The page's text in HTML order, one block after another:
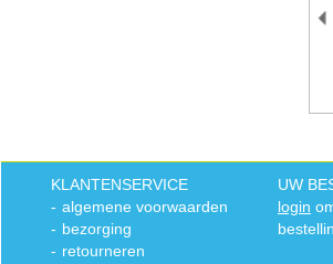
KLANTENSERVICE
- algemene voorwaarden
- bezorging
- retourneren
UW
login